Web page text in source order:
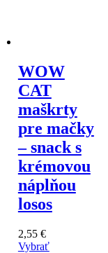
WOW
CAT
maškrty
pre mačky
– snack s
krémovou
náplňou
losos
2,55 €
Vybrať